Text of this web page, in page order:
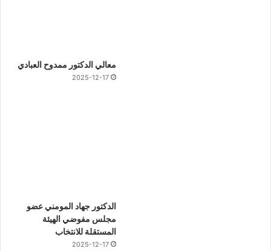
معالي الدكتور ممدوح العبادي
2025-12-17
الدكتور جهاد المومني عضو
مجلس مفوضي الهيئة
المستقلة للانتخاب
2025-12-17